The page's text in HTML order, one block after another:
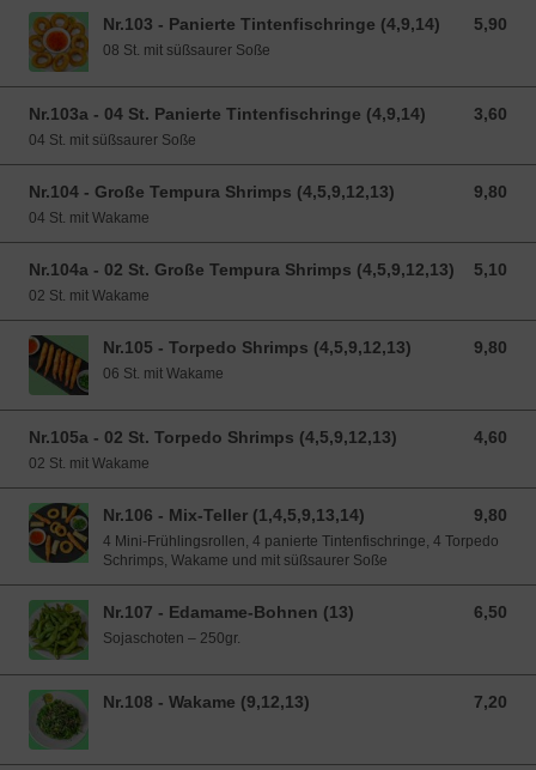
Nr.103 - Panierte Tintenfischringe (4,9,14) 5,90
5,90 EUR
08 St. mit süßsaurer Soße
Nr.103a - 04 St. Panierte Tintenfischringe (4,9,14) 3,60
3,60 EUR
04 St. mit süßsaurer Soße
Nr.104 - Große Tempura Shrimps (4,5,9,12,13) 9,80
9,80 EUR
04 St. mit Wakame
Nr.104a - 02 St. Große Tempura Shrimps (4,5,9,12,13) 5,10
5,10 EUR
02 St. mit Wakame
Nr.105 - Torpedo Shrimps (4,5,9,12,13) 9,80
9,80 EUR
06 St. mit Wakame
Nr.105a - 02 St. Torpedo Shrimps (4,5,9,12,13) 4,60
4,60 EUR
02 St. mit Wakame
Nr.106 - Mix-Teller (1,4,5,9,13,14) 9,80
9,80 EUR
4 Mini-Frühlingsrollen, 4 panierte Tintenfischringe, 4 Torpedo
Schrimps, Wakame und mit süßsaurer Soße
Nr.107 - Edamame-Bohnen (13) 6,50
6,50 EUR
Sojaschoten – 250gr.
Nr.108 - Wakame (9,12,13) 7,20
7,20 EUR